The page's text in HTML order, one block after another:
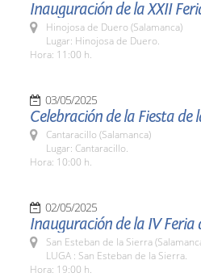
Inauguración de la XXII
Hinojosa de Duero (Salamanca)
Lugar: Hinojosa de Duero.
Hora: 11:00 h.
03/05/2025
Celebración de la Fiesta
Cantaracillo (Salamanca)
Lugar: Cantaracillo.
Hora: 10:00 h.
02/05/2025
Inauguración de la IV Feria
San Esteban de la Sierra
LUGA : San Esteban de la Sierra.
Hora: 19:00 h.